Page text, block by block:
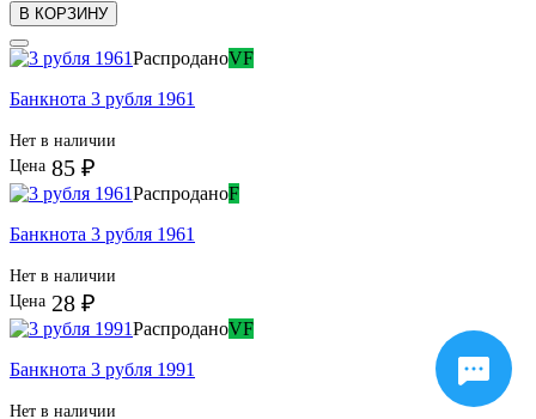
В КОРЗИНУ
РаспроданоVF
Банкнота 3 рубля 1961
Нет в наличии
Цена 85 ₽
РаспроданоF
Банкнота 3 рубля 1961
Нет в наличии
Цена 28 ₽
РаспроданоVF
Банкнота 3 рубля 1991
Нет в наличии